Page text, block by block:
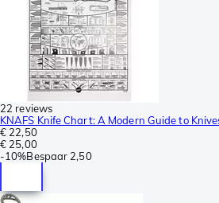
22 reviews
KNAFS Knife Chart: A Modern Guide to
€ 22,50
€ 25,00
-10%Bespaar 2,50